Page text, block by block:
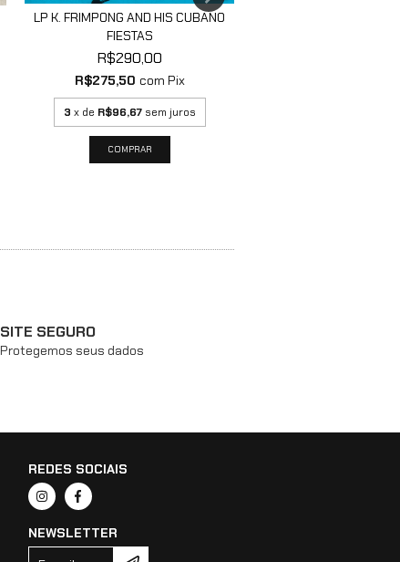
LP K. FRIMPONG AND HIS CUBANO
FIESTAS
R$290,00
R$275,50 com Pix
3 x de R$96,67 sem juros
SITE SEGURO
Protegemos seus dados
REDES SOCIAIS
NEWSLETTER